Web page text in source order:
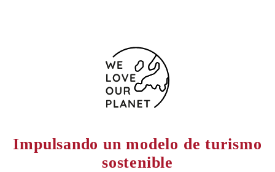
Impulsando un modelo de turismo
sostenible